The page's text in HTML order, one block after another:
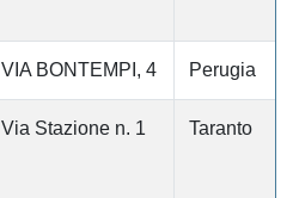
VIA BONTEMPI, 4 Perugia
Via Stazione n. 1 Taranto